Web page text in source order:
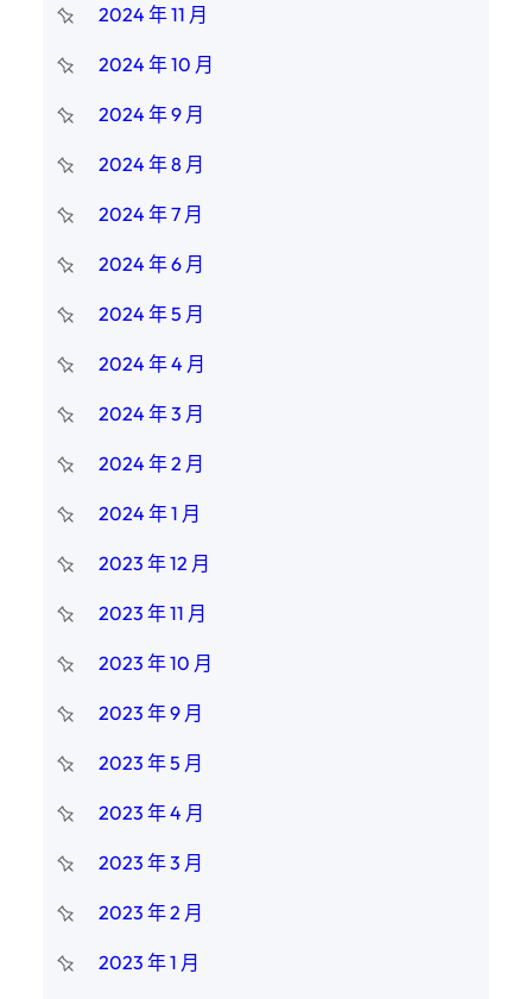
2024 年 11 月
2024 年 10 月
2024 年 9 月
2024 年 8 月
2024 年 7 月
2024 年 6 月
2024 年 5 月
2024 年 4 月
2024 年 3 月
2024 年 2 月
2024 年 1 月
2023 年 12 月
2023 年 11 月
2023 年 10 月
2023 年 9 月
2023 年 5 月
2023 年 4 月
2023 年 3 月
2023 年 2 月
2023 年 1 月